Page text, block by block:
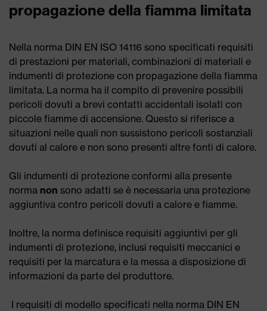
propagazione della fiamma limitata
Nella norma DIN EN ISO 14116 sono specificati requisiti
di prestazioni per materiali, combinazioni di materiali e
indumenti di protezione con propagazione della fiamma
limitata. La norma ha il compito di prevenire possibili
pericoli dovuti a brevi contatti accidentali isolati con
piccole fiamme di accensione. Questo si riferisce a
situazioni nelle quali non sussistono pericoli sostanziali
dovuti al calore e non sono presenti altre fonti di calore.
Gli indumenti di protezione conformi alla presente
norma non sono adatti se è necessaria una protezione
aggiuntiva contro pericoli dovuti a calore e fiamme.
Inoltre, la norma definisce requisiti aggiuntivi per gli
indumenti di protezione, inclusi requisiti meccanici e
requisiti per la marcatura e la messa a disposizione di
informazioni da parte del produttore.
I requisiti di modello specificati nella norma DIN EN